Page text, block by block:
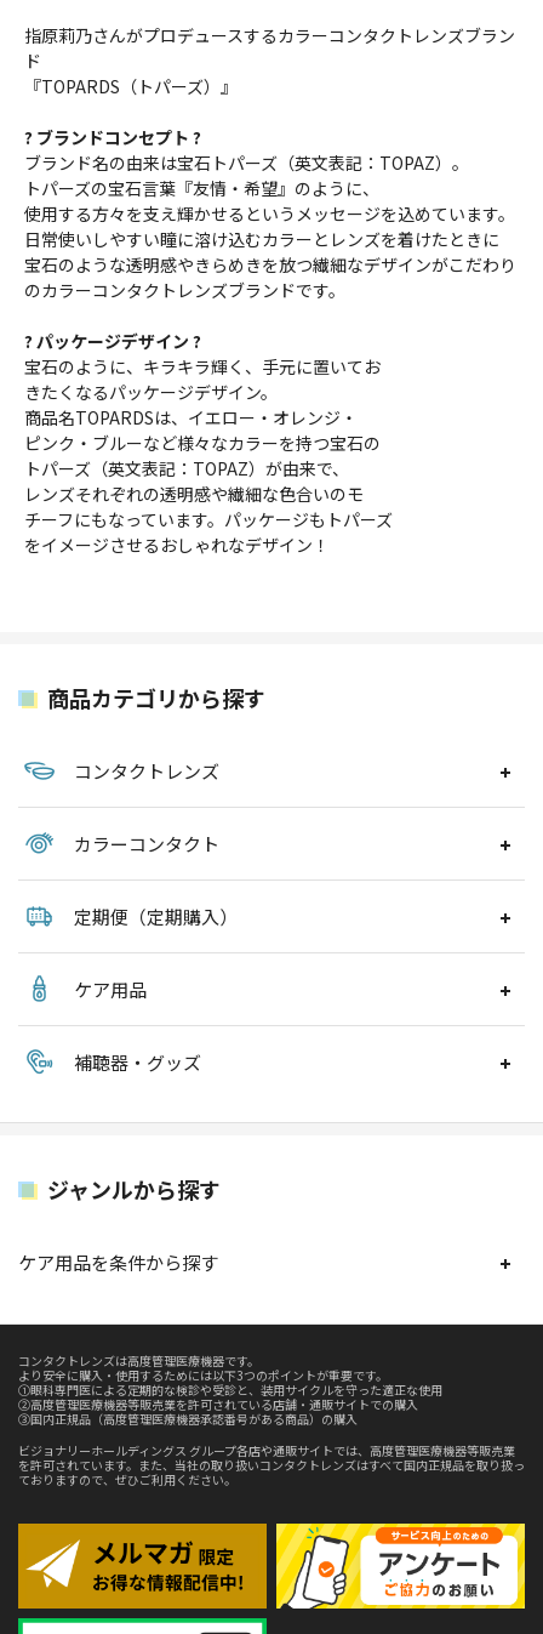
指原莉乃さんがプロデュースするカラーコンタクトレンズブラン
ド
『TOPARDS（トパーズ）』
? ブランドコンセプト ?
ブランド名の由来は宝石トパーズ（英文表記：TOPAZ）。
トパーズの宝石言葉『友情・希望』のように、
使用する方々を支え輝かせるというメッセージを込めています。
日常使いしやすい瞳に溶け込むカラーとレンズを着けたときに
宝石のような透明感やきらめきを放つ繊細なデザインがこだわり
のカラーコンタクトレンズブランドです。
? パッケージデザイン ?
宝石のように、キラキラ輝く、手元に置いてお
きたくなるパッケージデザイン。
商品名TOPARDSは、イエロー・オレンジ・
ピンク・ブルーなど様々なカラーを持つ宝石の
トパーズ（英文表記：TOPAZ）が由来で、
レンズそれぞれの透明感や繊細な色合いのモ
チーフにもなっています。パッケージもトパーズ
をイメージさせるおしゃれなデザイン！
商品カテゴリから探す
コンタクトレンズ
カラーコンタクト
定期便（定期購入）
ケア用品
補聴器・グッズ
ジャンルから探す
ケア用品を条件から探す
コンタクトレンズは高度管理医療機器です。
より安全に購入・使用するためには以下3つのポイントが重要です。
①眼科専門医による定期的な検診や受診と、装用サイクルを守った適正な使用
②高度管理医療機器等販売業を許可されている店舗・通販サイトでの購入
③国内正規品（高度管理医療機器承認番号がある商品）の購入
ビジョナリーホールディングス グループ各店や通販サイトでは、高度管理医療機器等販売業
を許可されています。また、当社の取り扱いコンタクトレンズはすべて国内正規品を取り扱っ
ておりますので、ぜひご利用ください。